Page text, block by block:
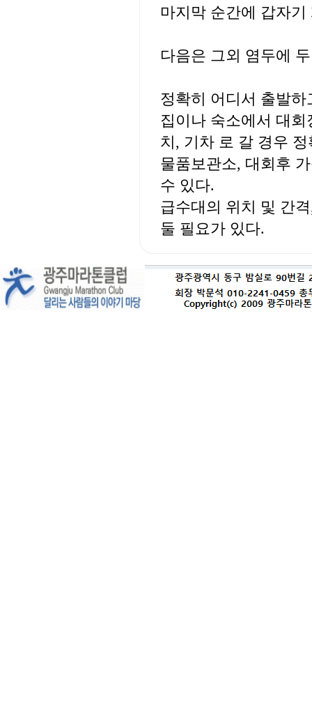
마지막 순간에 갑자
다음은 그외 염두에
정확히 어디서 출발
집이나 숙소에서 대
치, 기차 로 갈 경우
물품보관소, 대회후
수 있다.
급수대의 위치 및 간
둘 필요가 있다.